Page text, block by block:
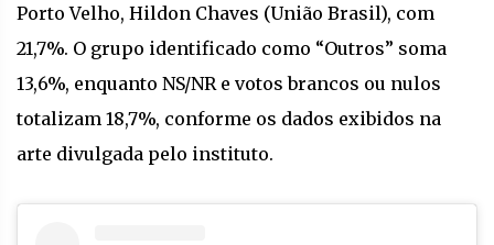
Porto Velho, Hildon Chaves (União Brasil), com
21,7%. O grupo identificado como “Outros” soma
13,6%, enquanto NS/NR e votos brancos ou nulos
totalizam 18,7%, conforme os dados exibidos na
arte divulgada pelo instituto.